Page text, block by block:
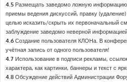
4.5 Размещать заведомо ложную
приемы ведения дискуссий, правку
целью исказить/скрыть их первоначальный
заблуждение заведомо неверной
4.6Создание пользователя КЛОНа. В
учётная запись от одного пользователя!
4.7 Использование в подписи рекламы,
характера, как картинки, баннеры и текст с
4.8 Обсуждение действий Администрации